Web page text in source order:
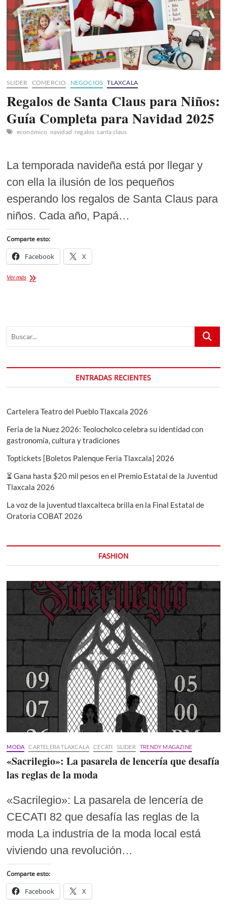
SLIDER COMERCIO NEGOCIOS TLAXCALA
Regalos de Santa Claus para Niños:
Guía Completa para Navidad 2025
económico navidad regalos santa claus
La temporada navideña está por llegar y
con ella la ilusión de los pequeños
esperando los regalos de Santa Claus para
niños. Cada año, Papá…
Comparte esto:
Facebook X
Ver másRegalos
Completa
para
2025
Buscar...
ENTRADAS RECIENTES
Cartelera Teatro del Pueblo Tlaxcala 2026
Feria de la Nuez 2026: Teolocholco celebra su identidad con
gastronomía, cultura y tradiciones
Toptickets [Boletos Palenque Feria Tlaxcala] 2026
⏳ Gana hasta $20 mil pesos en el Premio Estatal de la Juventud
Tlaxcala 2026
La voz de la juventud tlaxcalteca brilla en la Final Estatal de
Oratoria COBAT 2026
FASHION
MODA CARTELERA TLAXCALA CECATI SLIDER TRENDY MAGAZINE
«Sacrilegio»: La pasarela de lencería que desafía
las reglas de la moda
«Sacrilegio»: La pasarela de lencería de
CECATI 82 que desafía las reglas de la
moda La industria de la moda local está
viviendo una revolución…
Comparte esto:
Facebook X